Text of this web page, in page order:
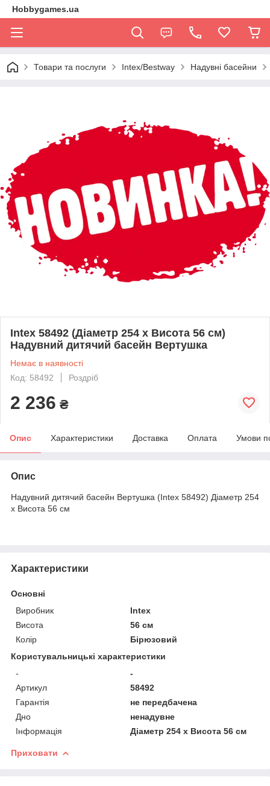
Hobbygames.ua
Товари та послуги Intex/Bestway Надувні басейни
Intex 58492 (Діаметр 254 x Висота 56 см)
Надувний дитячий басейн Вертушка
Немає в наявності
Код: 58492
Роздріб
2 236 ₴
Опис Характеристики Доставка Оплата Умови
Опис
Надувний дитячий басейн Вертушка (Intex 58492) Діаметр 254
x Висота 56 см
Характеристики
Основні
Виробник
Intex
Висота
56 см
Колір
Бірюзовий
Користувальницькі характеристики
-
-
Артикул
58492
Гарантія
не передбачена
Дно
ненадувне
Інформація
Діаметр 254 x Висота 56 см
Приховати